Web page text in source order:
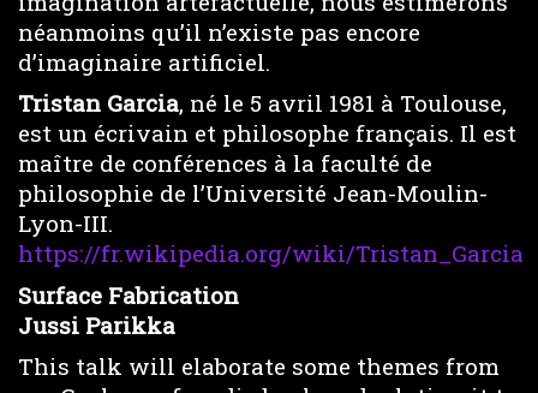
néanmoins qu’il n’existe pas encore
d’imaginaire artificiel.
Tristan Garcia, né le 5 avril 1981 à Toulouse,
est un écrivain et philosophe français. Il est
maître de conférences à la faculté de
philosophie de l’Université Jean-Moulin-
Lyon-III.
https://fr.wikipedia.org/wiki/Tristan_Garcia
Surface Fabrication
Jussi Parikka
This talk will elaborate some themes from